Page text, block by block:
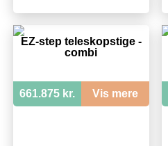
EZ-step teleskopstige -
combi
661.875 kr. Vis mere